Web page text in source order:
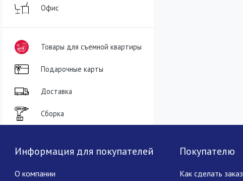
Офис
Товары для съемной квартиры
Подарочные карты
Доставка
Сборка
Информация для покупателей
О компании
Покупателю
Как сделать заказ